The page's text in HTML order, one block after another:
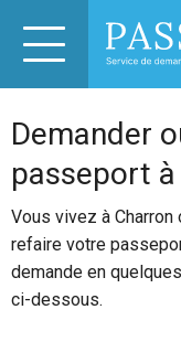
Demander
passeport
Vous vivez à
refaire votre
demande en
ci-dessous.